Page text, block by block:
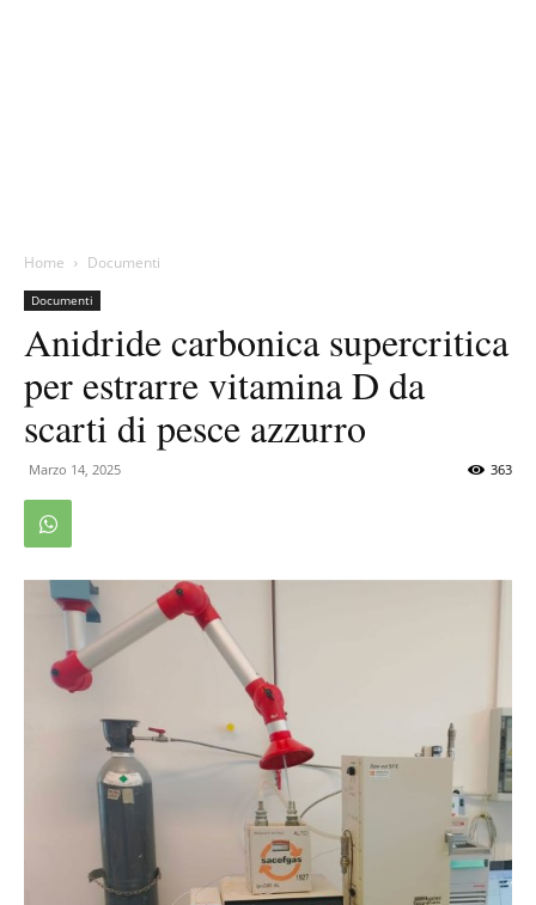
Home Documenti
Documenti
Anidride carbonica supercritica
per estrarre vitamina D da
scarti di pesce azzurro
Marzo 14, 2025 363